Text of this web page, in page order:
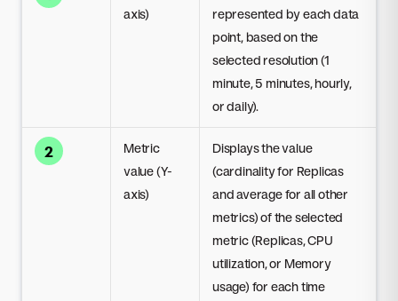
axis)
represented by each data
point, based on the
selected resolution (1
minute, 5 minutes, hourly,
or daily).
2
Metric
value (Y-
axis)
Displays the value
(cardinality for Replicas
and average for all other
metrics) of the selected
metric (Replicas, CPU
utilization, or Memory
usage) for each time